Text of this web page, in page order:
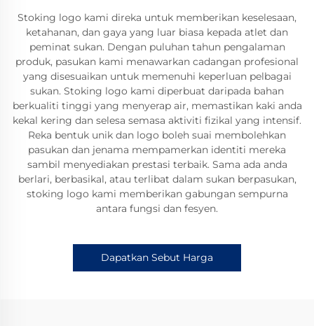
Stoking logo kami direka untuk memberikan keselesaan,
ketahanan, dan gaya yang luar biasa kepada atlet dan
peminat sukan. Dengan puluhan tahun pengalaman
produk, pasukan kami menawarkan cadangan profesional
yang disesuaikan untuk memenuhi keperluan pelbagai
sukan. Stoking logo kami diperbuat daripada bahan
berkualiti tinggi yang menyerap air, memastikan kaki anda
kekal kering dan selesa semasa aktiviti fizikal yang intensif.
Reka bentuk unik dan logo boleh suai membolehkan
pasukan dan jenama mempamerkan identiti mereka
sambil menyediakan prestasi terbaik. Sama ada anda
berlari, berbasikal, atau terlibat dalam sukan berpasukan,
stoking logo kami memberikan gabungan sempurna
antara fungsi dan fesyen.
Dapatkan Sebut Harga